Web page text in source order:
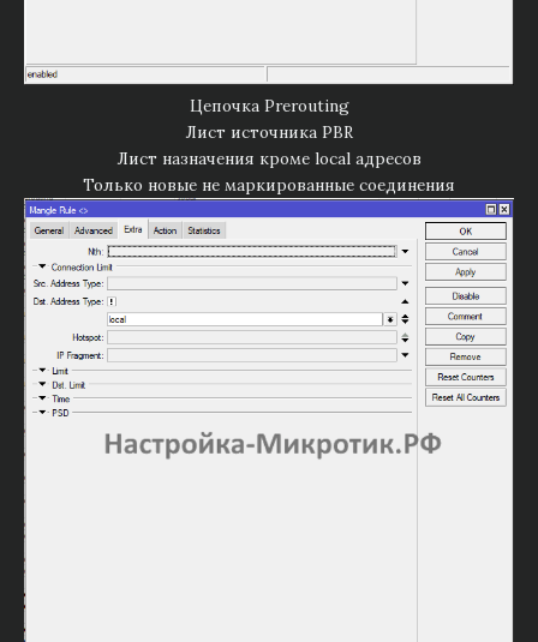
Цепочка Prerouting
Лист источника PBR
Лист назначения кроме local адресов
Только новые не маркированные соединения